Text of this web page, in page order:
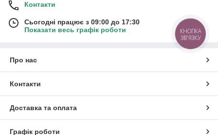
Контакти
Сьогодні працює з 09:00 до 17:30
Показати весь графік роботи
Про нас
Контакти
Доставка та оплата
Графік роботи
КНОПКА
ЗВ'ЯЗКУ